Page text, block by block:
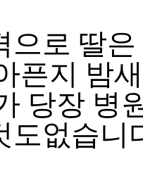
으로 딸
픈지 밤
당장 병
도없습니